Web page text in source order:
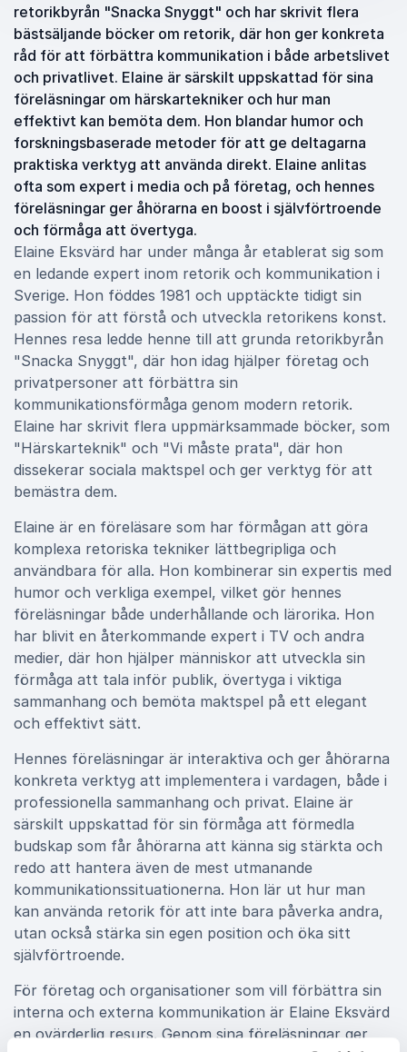
retorikbyrån "Snacka Snyggt" och har skrivit flera
bästsäljande böcker om retorik, där hon ger konkreta
råd för att förbättra kommunikation i både arbetslivet
och privatlivet. Elaine är särskilt uppskattad för sina
föreläsningar om härskartekniker och hur man
effektivt kan bemöta dem. Hon blandar humor och
forskningsbaserade metoder för att ge deltagarna
praktiska verktyg att använda direkt. Elaine anlitas
ofta som expert i media och på företag, och hennes
föreläsningar ger åhörarna en boost i självförtroende
och förmåga att övertyga.
Elaine Eksvärd har under många år etablerat sig som
en ledande expert inom retorik och kommunikation i
Sverige. Hon föddes 1981 och upptäckte tidigt sin
passion för att förstå och utveckla retorikens konst.
Hennes resa ledde henne till att grunda retorikbyrån
"Snacka Snyggt", där hon idag hjälper företag och
privatpersoner att förbättra sin
kommunikationsförmåga genom modern retorik.
Elaine har skrivit flera uppmärksammade böcker, som
"Härskarteknik" och "Vi måste prata", där hon
dissekerar sociala maktspel och ger verktyg för att
bemästra dem.
Elaine är en föreläsare som har förmågan att göra
komplexa retoriska tekniker lättbegripliga och
användbara för alla. Hon kombinerar sin expertis med
humor och verkliga exempel, vilket gör hennes
föreläsningar både underhållande och lärorika. Hon
har blivit en återkommande expert i TV och andra
medier, där hon hjälper människor att utveckla sin
förmåga att tala inför publik, övertyga i viktiga
sammanhang och bemöta maktspel på ett elegant
och effektivt sätt.
Hennes föreläsningar är interaktiva och ger åhörarna
konkreta verktyg att implementera i vardagen, både i
professionella sammanhang och privat. Elaine är
särskilt uppskattad för sin förmåga att förmedla
budskap som får åhörarna att känna sig stärkta och
redo att hantera även de mest utmanande
kommunikationssituationerna. Hon lär ut hur man
kan använda retorik för att inte bara påverka andra,
utan också stärka sin egen position och öka sitt
självförtroende.
För företag och organisationer som vill förbättra sin
interna och externa kommunikation är Elaine Eksvärd
en ovärderlig resurs. Genom sina föreläsningar ger